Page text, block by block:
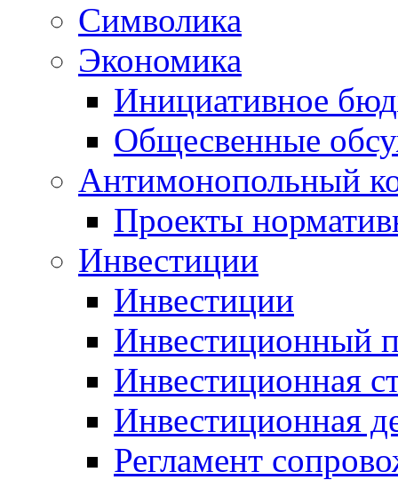
Символика
Экономика
Инициативное
Общесвенные
Антимонопольный
Проекты
Инвестиции
Инвестиции
Инвестиционный
Инвестиционная
Инвестиционная
Регламент